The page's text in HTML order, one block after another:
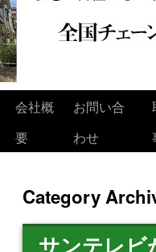
会社概
要
お問い合
わせ
Category
サンテレビ